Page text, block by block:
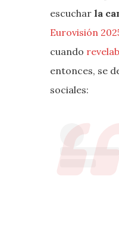
escuchar la
Eurovisión
cuando
entonces, se
sociales: